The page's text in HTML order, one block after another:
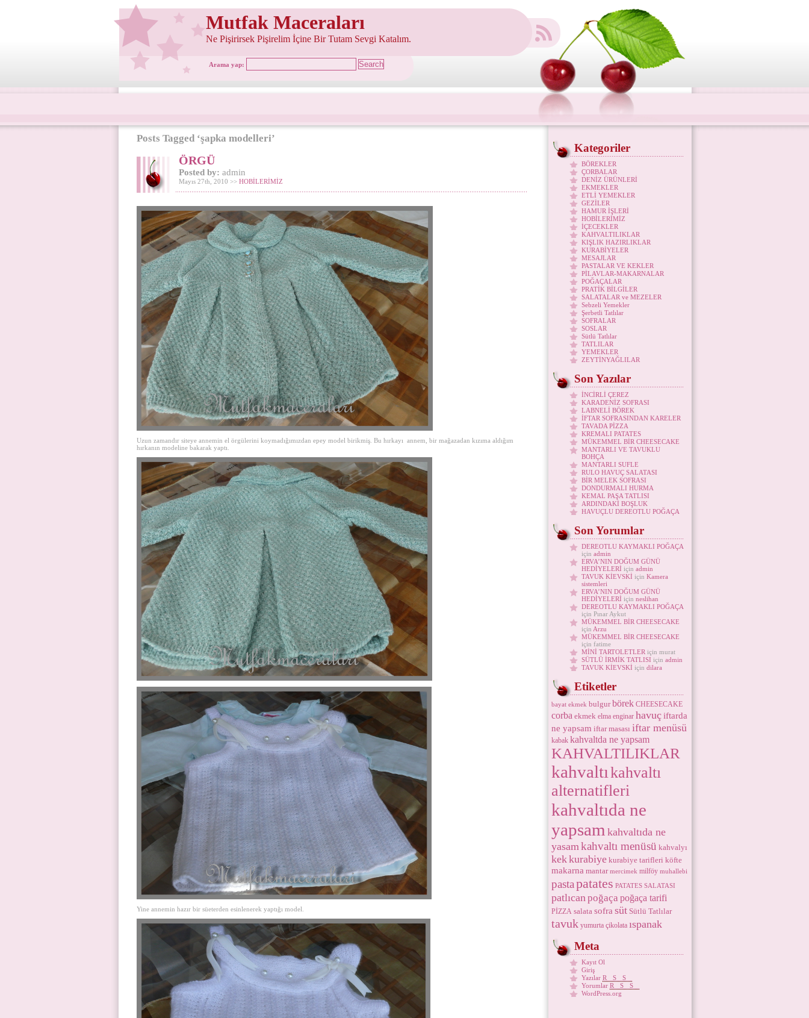
Mutfak Maceraları
Ne Pişirirsek Pişirelim İçine Bir Tutam Sevgi Katalım.
Arama yap:
Posts Tagged ‘şapka modelleri’
ÖRGÜ
Posted by: admin
Mayıs 27th, 2010 >> HOBİLERİMİZ
Uzun zamandır siteye annemin el örgülerini koymadığımızdan epey model birikmiş. Bu hırkayı annem, bir mağazadan kızıma aldığım
hırkanın modeline bakarak yaptı.
Yine annemin hazır bir süeterden esinlenerek yaptığı model.
Kategoriler
BÖREKLER
ÇORBALAR
DENİZ ÜRÜNLERİ
EKMEKLER
ETLİ YEMEKLER
GEZİLER
HAMUR İŞLERİ
HOBİLERİMİZ
İÇECEKLER
KAHVALTILIKLAR
KIŞLIK HAZIRLIKLAR
KURABİYELER
MESAJLAR
PASTALAR VE KEKLER
PİLAVLAR-MAKARNALAR
POĞAÇALAR
PRATİK BİLGİLER
SALATALAR ve MEZELER
Sebzeli Yemekler
Şerbetli Tatlılar
SOFRALAR
SOSLAR
Sütlü Tatlılar
TATLILAR
YEMEKLER
ZEYTİNYAĞLILAR
Son Yazılar
İNCİRLİ ÇEREZ
KARADENİZ SOFRASI
LABNELİ BÖREK
İFTAR SOFRASINDAN KARELER
TAVADA PİZZA
KREMALI PATATES
MÜKEMMEL BİR CHEESECAKE
MANTARLI VE TAVUKLU
BOHÇA
MANTARLI SUFLE
RULO HAVUÇ SALATASI
BİR MELEK SOFRASI
DONDURMALI HURMA
KEMAL PAŞA TATLISI
ARDINDAKİ BOŞLUK
HAVUÇLU DEREOTLU POĞAÇA
Son Yorumlar
DEREOTLU KAYMAKLI POĞAÇA
için admin
ERVA’NIN DOĞUM GÜNÜ
HEDİYELERİ için admin
TAVUK KİEVSKİ için Kamera
sistemleri
ERVA’NIN DOĞUM GÜNÜ
HEDİYELERİ için neslihan
DEREOTLU KAYMAKLI POĞAÇA
için Pınar Aykut
MÜKEMMEL BİR CHEESECAKE
için Arzu
MÜKEMMEL BİR CHEESECAKE
için fatime
MİNİ TARTOLETLER için murat
SÜTLÜ İRMİK TATLISI için admin
TAVUK KİEVSKİ için dilara
Etiketler
bayat ekmek bulgur börek CHEESECAKE
corba ekmek elma enginar havuçiftarda
ne yapsam iftar masası iftar menüsü
kabak kahvaltda ne yapsam
KAHVALTILIKLAR
kahvaltıkahvaltı
alternatifleri
kahvaltıda ne
yapsam kahvaltıda ne
yasamkahvaltı menüsü kahvalyı
kekkurabiye kurabiye tarifleri köfte
makarna mantar mercimek milföy muhallebi
pastapatates PATATES SALATASI
patlıcanpoğaça poğaça tarifi
PİZZA salata sofra süt Sütlü Tatlılar
tavuk yumurta çikolata ıspanak
Meta
Kayıt Ol
Giriş
Yazılar RSS
Yorumlar RSS
WordPress.org